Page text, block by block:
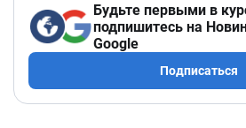
Будьте первыми в
подпишитесь на
Google
Подписаться